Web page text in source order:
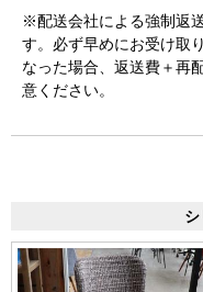
※配送会社による強制返
す。必ず早めにお受け取
なった場合、返送費＋再
意ください。